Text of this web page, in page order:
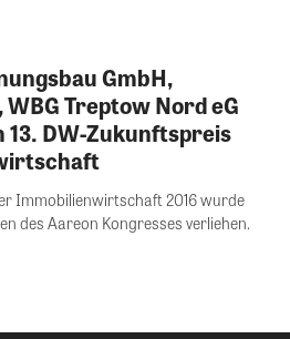
GmbH,
Treptow Nord eG
13. DW-Zukunftspreis
Immobilienwirtschaft 2016 wurde
des Aareon Kongresses verliehen.